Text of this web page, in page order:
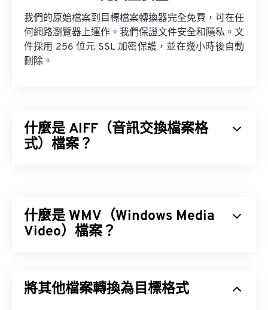
我們的原始檔案到目標檔案轉換器完全免費，可在任
何網路瀏覽器上運作。我們保證文件安全和隱私。文
件採用 256 位元 SSL 加密保護，並在幾小時後自動
刪除。
什麼是 AIFF（音訊交換檔案格
式）檔案？
不會損失原始音訊的品質或數據，但也意味著 AIFF
檔案會佔用更多空間。 AIFF 可以定位
如何開啟 AIFF 檔案？
什麼是 WMV（Windows Media
Video）檔案？
產生易於管理且能保持視訊品質的檔案。 WMV 檔案
將其他檔案轉換為目標格式